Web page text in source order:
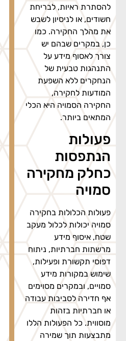
להסתרת ראיות, לבריחת
חשודים, או לניסיון לשבש
את מהלך החקירה. כמו
כן, במקרים שבהם יש
צורך לאסוף מידע על
התנהגות טבעית של
הנחקרים ללא השפעת
המודעות לחקירה,
החקירה הסמויה היא הכלי
המתאים ביותר.
פעולות
הנתפסות
כחלק מחקירה
סמויה
פעולות הכלולות בחקירה
סמויה יכולות לכלול מעקב
שטח, איסוף מידע
מרשתות חברתיות, ניתוח
דפוסי תקשורת ופעילות,
שימוש במקורות מידע
סמויים, ובמקרים מסוימים
אף חדירה לסביבות עבודה
או חברתיות בזהות
מוסווית. כל הפעולות הללו
מתבצעות תוך שמירה